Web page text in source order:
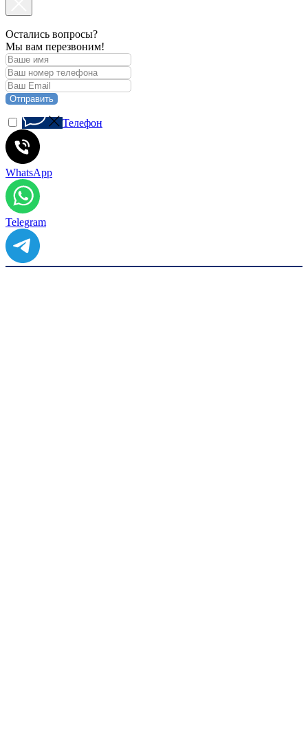
Остались вопросы?
Мы вам перезвоним!
Отправить
Телефон
WhatsApp
Telegram